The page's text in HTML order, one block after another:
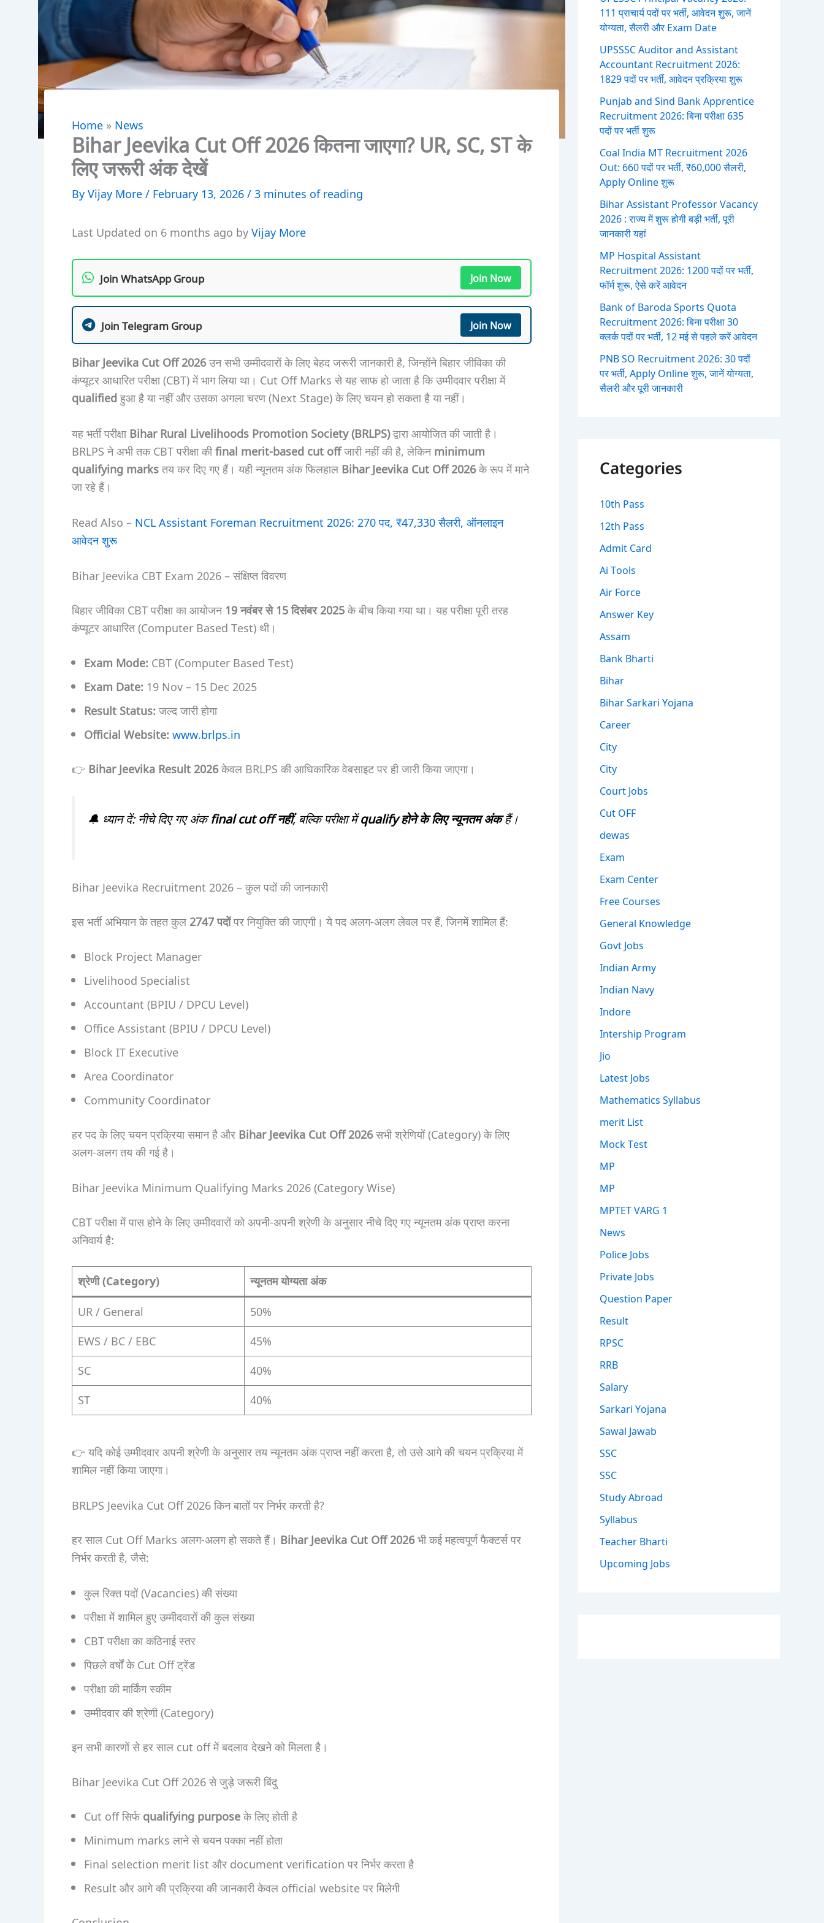
Home » News
Bihar Jeevika Cut Off 2026 कितना जाएगा? UR, SC, ST के
लिए जरूरी अंक देखें
ByVijay More/ February 13, 2026/3 minutes of reading
Last Updated on 6 months ago byVijay More
Join WhatsApp Group Join Now
Join Telegram Group Join Now
Bihar Jeevika Cut Off 2026उन सभी उम्मीदवारों के लिए बेहद जरूरी जानकारी है, जिन्होंने बिहार जीविका की
कंप्यूटर आधारित परीक्षा (CBT) में भाग लिया था। Cut Off Marks से यह साफ हो जाता है कि उम्मीदवार परीक्षा में
qualifiedहुआ है या नहीं और उसका अगला चरण (Next Stage) के लिए चयन हो सकता है या नहीं।
यह भर्ती परीक्षाBihar Rural Livelihoods Promotion Society (BRLPS)द्वारा आयोजित की जाती है।
BRLPS ने अभी तक CBT परीक्षा कीfinal merit-based cut offजारी नहीं की है, लेकिनminimum
qualifying marksतय कर दिए गए हैं। यही न्यूनतम अंक फिलहाल Bihar Jeevika Cut Off 2026के रूप में माने
जा रहे हैं।
Read Also – NCL Assistant Foreman Recruitment 2026: 270 पद, ₹47,330 सैलरी, ऑनलाइन
आवेदन शुरू
Bihar Jeevika CBT Exam 2026 – संक्षिप्त विवरण
बिहार जीविका CBT परीक्षा का आयोजन19 नवंबर से 15 दिसंबर 2025के बीच किया गया था। यह परीक्षा पूरी तरह
कंप्यूटर आधारित (Computer Based Test) थी।
Exam Mode: CBT (Computer Based Test)
Exam Date: 19 Nov – 15 Dec 2025
Result Status:जल्द जारी होगा
Official Website:www.brlps.in
👉 Bihar Jeevika Result 2026केवल BRLPS की आधिकारिक वेबसाइट पर ही जारी किया जाएगा।
🔔 ध्यान दें: नीचे दिए गए अंकfinal cut off नहीं, बल्कि परीक्षा मेंqualify होने के लिए न्यूनतम अंकहैं।
Bihar Jeevika Recruitment 2026 – कुल पदों की जानकारी
इस भर्ती अभियान के तहत कुल 2747 पदोंपर नियुक्ति की जाएगी। ये पद अलग-अलग लेवल पर हैं, जिनमें शामिल हैं:
Block Project Manager
Livelihood Specialist
Accountant (BPIU / DPCU Level)
Office Assistant (BPIU / DPCU Level)
Block IT Executive
Area Coordinator
Community Coordinator
हर पद के लिए चयन प्रक्रिया समान है और Bihar Jeevika Cut Off 2026सभी श्रेणियों (Category) के लिए
अलग-अलग तय की गई है।
Bihar Jeevika Minimum Qualifying Marks 2026 (Category Wise)
CBT परीक्षा में पास होने के लिए उम्मीदवारों को अपनी-अपनी श्रेणी के अनुसार नीचे दिए गए न्यूनतम अंक प्राप्त करना
अनिवार्य है:
श्रेणी (Category) न्यूनतम योग्यता अंक
UR / General
50%
EWS / BC / EBC
45%
SC
40%
ST
40%
👉 यदि कोई उम्मीदवार अपनी श्रेणी के अनुसार तय न्यूनतम अंक प्राप्त नहीं करता है, तो उसे आगे की चयन प्रक्रिया में
शामिल नहीं किया जाएगा।
BRLPS Jeevika Cut Off 2026 किन बातों पर निर्भर करती है?
हर साल Cut Off Marks अलग-अलग हो सकते हैं। Bihar Jeevika Cut Off 2026भी कई महत्वपूर्ण फैक्टर्स पर
निर्भर करती है, जैसे:
कुल रिक्त पदों (Vacancies) की संख्या
परीक्षा में शामिल हुए उम्मीदवारों की कुल संख्या
CBT परीक्षा का कठिनाई स्तर
पिछले वर्षों के Cut Off ट्रेंड
परीक्षा की मार्किंग स्कीम
उम्मीदवार की श्रेणी (Category)
इन सभी कारणों से हर साल cut off में बदलाव देखने को मिलता है।
Bihar Jeevika Cut Off 2026 से जुड़े जरूरी बिंदु
Cut off सिर्फqualifying purposeके लिए होती है
Minimum marks लाने से चयन पक्का नहीं होता
Final selection merit list और document verification पर निर्भर करता है
Result और आगे की प्रक्रिया की जानकारी केवल official website पर मिलेगी
111 प्राचार्य पदों पर भर्ती, आवेदन शुरू, जानें
योग्यता, सैलरी और Exam Date
UPSSSC Auditor and Assistant
Accountant Recruitment 2026:
1829 पदों पर भर्ती, आवेदन प्रक्रिया शुरू
Punjab and Sind Bank Apprentice
Recruitment 2026: बिना परीक्षा 635
पदों पर भर्ती शुरू
Coal India MT Recruitment 2026
Out: 660 पदों पर भर्ती, ₹60,000 सैलरी,
Apply Online शुरू
Bihar Assistant Professor Vacancy
2026 : राज्य में शुरू होगी बड़ी भर्ती, पूरी
जानकारी यहां
MP Hospital Assistant
Recruitment 2026: 1200 पदों पर भर्ती,
फॉर्म शुरू, ऐसे करें आवेदन
Bank of Baroda Sports Quota
Recruitment 2026: बिना परीक्षा 30
क्लर्क पदों पर भर्ती, 12 मई से पहले करें आवेदन
PNB SO Recruitment 2026: 30 पदों
पर भर्ती, Apply Online शुरू, जानें योग्यता,
सैलरी और पूरी जानकारी
Categories
10th Pass
12th Pass
Admit Card
Ai Tools
Air Force
Answer Key
Assam
Bank Bharti
Bihar
Bihar Sarkari Yojana
Career
City
City
Court Jobs
Cut OFF
dewas
Exam
Exam Center
Free Courses
General Knowledge
Govt Jobs
Indian Army
Indian Navy
Indore
Intership Program
Jio
Latest Jobs
Mathematics Syllabus
merit List
Mock Test
MP
MP
MPTET VARG 1
News
Police Jobs
Private Jobs
Question Paper
Result
RPSC
RRB
Salary
Sarkari Yojana
Sawal Jawab
SSC
SSC
Study Abroad
Syllabus
Teacher Bharti
Upcoming Jobs